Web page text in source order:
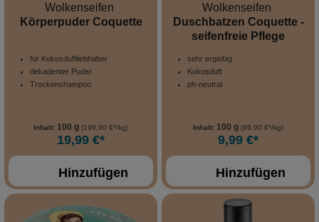
Wolkenseifen
Körperpuder Coquette
für Kokosduftliebhaber
dekadenter Puder
Trockenshampoo
Inhalt: 100 g (199,90 €*/kg)
19,99 €*
Hinzufügen
Wolkenseifen
Duschbatzen Coquette -
seifenfreie Pflege
sehr ergiebig
Kokosduft
ph-neutral
Inhalt: 100 g (99,90 €*/kg)
9,99 €*
Hinzufügen